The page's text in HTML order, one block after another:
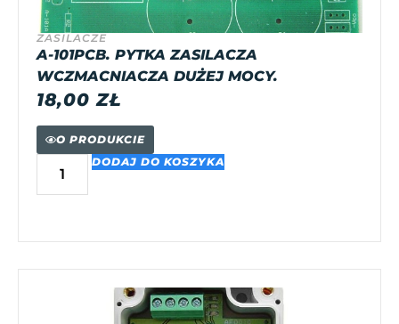
ZASILACZE
A-101PCB. PYTKA ZASILACZA
WCZMACNIACZA DUŻEJ MOCY.
18,00ZŁ
O PRODUKCIE
DODAJ DO KOSZYKA